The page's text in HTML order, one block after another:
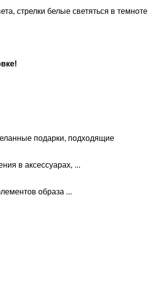
стрелки белые светяться в темноте
подарки, подходящие
в аксессуарах, ...
образа ...